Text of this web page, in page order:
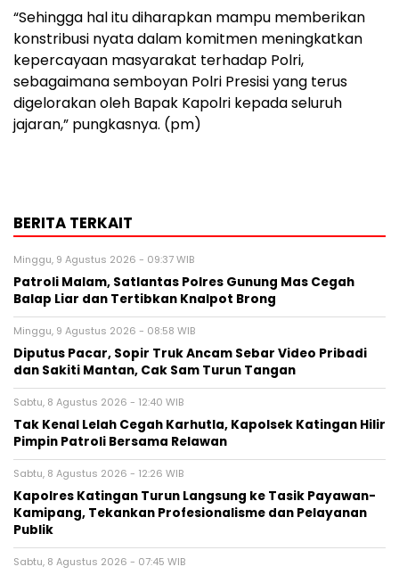
“Sehingga hal itu diharapkan mampu memberikan
konstribusi nyata dalam komitmen meningkatkan
kepercayaan masyarakat terhadap Polri,
sebagaimana semboyan Polri Presisi yang terus
digelorakan oleh Bapak Kapolri kepada seluruh
jajaran,” pungkasnya. (pm)
BERITA TERKAIT
Minggu, 9 Agustus 2026 - 09:37 WIB
Patroli Malam, Satlantas Polres Gunung Mas Cegah
Balap Liar dan Tertibkan Knalpot Brong
Minggu, 9 Agustus 2026 - 08:58 WIB
Diputus Pacar, Sopir Truk Ancam Sebar Video Pribadi
dan Sakiti Mantan, Cak Sam Turun Tangan
Sabtu, 8 Agustus 2026 - 12:40 WIB
Tak Kenal Lelah Cegah Karhutla, Kapolsek Katingan Hilir
Pimpin Patroli Bersama Relawan
Sabtu, 8 Agustus 2026 - 12:26 WIB
Kapolres Katingan Turun Langsung ke Tasik Payawan-
Kamipang, Tekankan Profesionalisme dan Pelayanan
Publik
Sabtu, 8 Agustus 2026 - 07:45 WIB